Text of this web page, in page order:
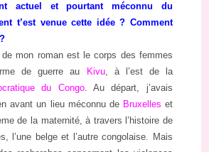
actuel et pourtant méconnu du
t’est venue cette idée ? Comment
mon roman est le corps des femmes
de guerre au
Kivu, à l’est de la
du Congo. Au départ, j’avais
avant un lieu méconnu de Bruxelles et
de la maternité, à travers l’histoire de
l’une belge et l’autre congolaise. Mais